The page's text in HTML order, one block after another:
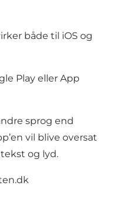
både til iOS og
Play eller App
sprog end
vil blive oversat
og lyd.